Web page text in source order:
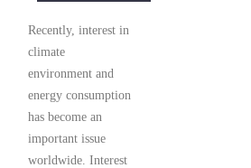
Recently, interest in
climate
environment and
energy consumption
has become an
important issue
worldwide. Interest